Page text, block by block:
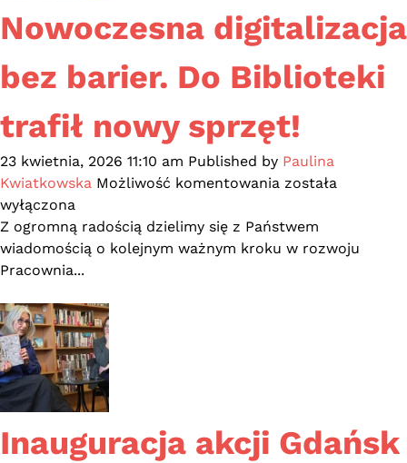
Nowoczesna digitalizacja
bez barier. Do Biblioteki
trafił nowy sprzęt!
23 kwietnia, 2026 11:10 am Published by Paulina
Kwiatkowska Możliwość komentowania Nowoczesna
bez
barier.
została
wyłączona
Z ogromną radością dzielimy się z Państwem
wiadomością o kolejnym ważnym kroku w rozwoju
Pracownia...
Inauguracja akcji Gdańsk